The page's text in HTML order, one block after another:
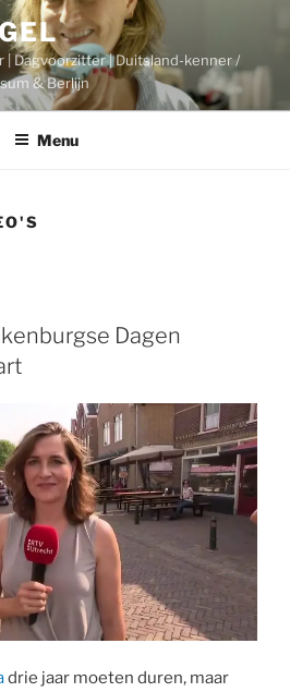
| Dagvoorzitter | Duitsland-kenner /
& Berlijn
Menu
Dagen
drie jaar moeten duren, maar